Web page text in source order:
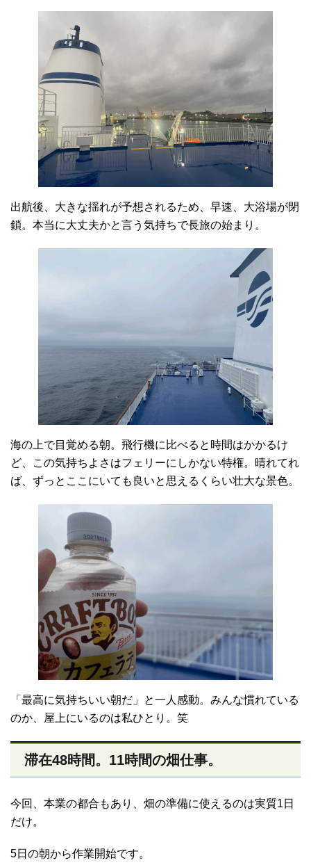
出航後、大きな揺れが予想されるため、早速、大浴場が閉
鎖。本当に大丈夫かと言う気持ちで長旅の始まり。
海の上で目覚める朝。飛行機に比べると時間はかかるけ
ど、この気持ちよさはフェリーにしかない特権。晴れてれ
ば、ずっとここにいても良いと思えるくらい壮大な景色。
「最高に気持ちいい朝だ」と一人感動。みんな慣れている
のか、屋上にいるのは私ひとり。笑
滞在48時間。11時間の畑仕事。
今回、本業の都合もあり、畑の準備に使えるのは実質1日
だけ。
5日の朝から作業開始です。